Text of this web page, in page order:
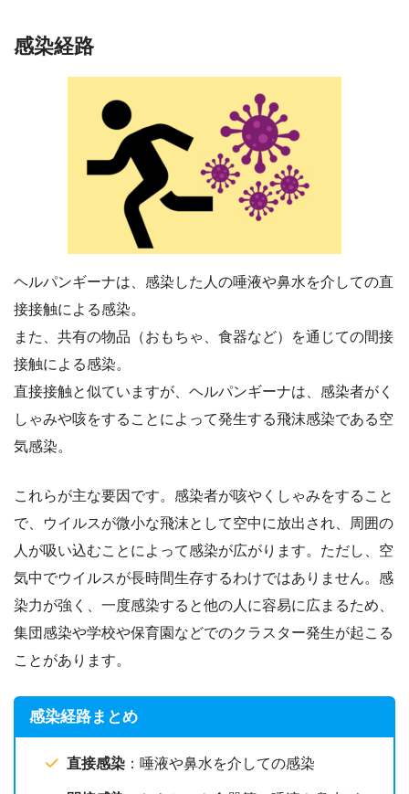
感染経路
ヘルパンギーナは、感染した人の唾液や鼻水を介しての直
接接触による感染。
また、共有の物品（おもちゃ、食器など）を通じての間接
接触による感染。
直接接触と似ていますが、ヘルパンギーナは、感染者がく
しゃみや咳をすることによって発生する飛沫感染である空
気感染。
これらが主な要因です。感染者が咳やくしゃみをすること
で、ウイルスが微小な飛沫として空中に放出され、周囲の
人が吸い込むことによって感染が広がります。ただし、空
気中でウイルスが長時間生存するわけではありません。感
染力が強く、一度感染すると他の人に容易に広まるため、
集団感染や学校や保育園などでのクラスター発生が起こる
ことがあります。
感染経路まとめ
直接感染：唾液や鼻水を介しての感染